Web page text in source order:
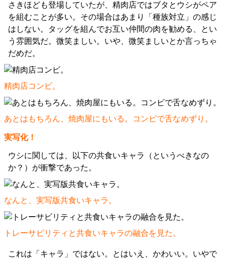
さきほども登場していたが、精肉店ではブタとウシがペア
を組むことが多い。その場合はあまり「種族対立」の感じ
はしない。タッグを組んでお互い仲間の肉を勧める、とい
う雰囲気だ。微笑ましい。いや、微笑ましいとか言っちゃ
だめだ。
精肉店コンビ。
あとはもちろん、焼肉屋にもいる。コンビで舌なめずり。
実写化！
ウシに関しては、以下の共食いキャラ（というべきなの
か？）が衝撃であった。
なんと、実写版共食いキャラ。
トレーサビリティと共食いキャラの融合を見た。
これは「キャラ」ではない。とはいえ、かわいい。いやで